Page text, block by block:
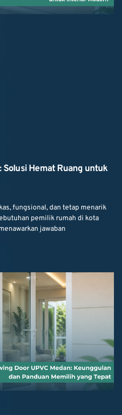
Solusi Hemat Ruang untuk
fungsional, dan tetap menarik
pemilik rumah di kota
jawaban